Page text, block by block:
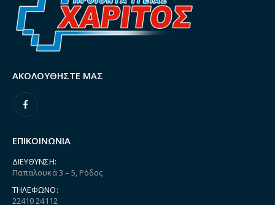
ΑΚΟΛΟΥΘΉΣΤΕ ΜΑΣ
ΕΠΙΚΟΙΝΩΝΙΑ
ΔΙΕΎΘΥΝΣΗ:
Παπαλουκά 3 – 5, Ρόδος
ΤΗΛΈΦΩΝΟ:
22410 24112